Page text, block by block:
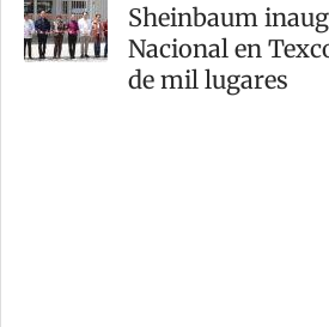
Sheinbaum
Nacional en
de mil lugares